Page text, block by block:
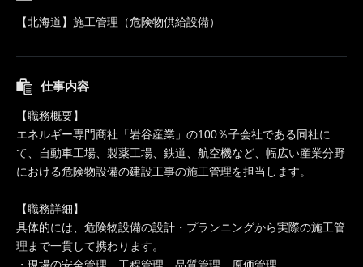
【北海道】施工管理（危険物供給設備）
仕事内容
【職務概要】
エネルギー専門商社「岩谷産業」の100％子会社である同社に
て、自動車工場、製薬工場、鉄道、航空機など、幅広い産業分野
における危険物設備の建設工事の施工管理を担当します。
【職務詳細】
具体的には、危険物設備の設計・プランニングから実際の施工管
理まで一貫して携わります。